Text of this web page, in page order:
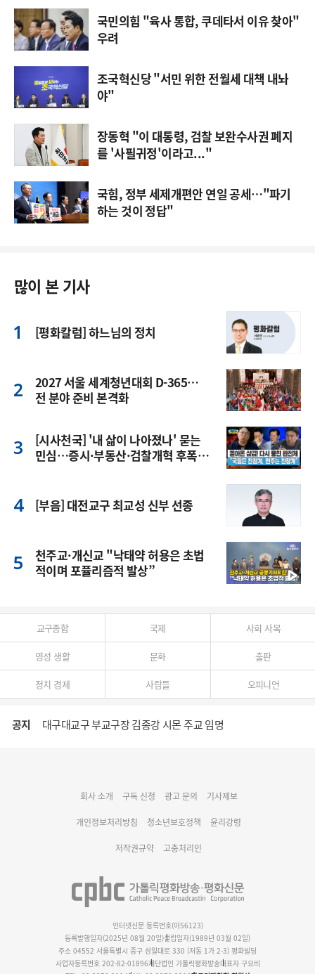
국민의힘 "육사 통합, 쿠데타서 이유 찾아"
우려
조국혁신당 "서민 위한 전월세 대책 내놔
야"
장동혁 "이 대통령, 검찰 보완수사권 폐지
를 '사필귀정'이라고..."
국힘, 정부 세제개편안 연일 공세…"파기
하는 것이 정답"
많이 본 기사
[평화칼럼] 하느님의 정치
2027 서울 세계청년대회 D-365…
전 분야 준비 본격화
[시사천국] '내 삶이 나아졌나' 묻는
민심…증시·부동산·검찰개혁 후폭
[부음] 대전교구 최교성 신부 선종
천주교·개신교 "낙태약 허용은 초법
적이며 포퓰리즘적 발상”
교구종합 국제 사회 사목
영성 생활 문화 출판
정치 경제 사람들 오피니언
공지 대구대교구 부교구장 김종강 시몬 주교 임명
cpbc 웹/모바일 서비스 시스템 점검 안내
회사 소개 구독 신청 광고 문의 기사제보
개인정보처리방침 청소년보호정책 윤리강령
저작권규약 고충처리인
인터넷신문 등록번호(아56123)
등록발행일자(2025년 08월 20일)설립일자(1989년 03월 02일)
주소 04552 서울특별시 중구 삼일대로 330 (저동 1가 2-3) 평화빌딩
사업자등록번호 202-82-01896재단법인 가톨릭평화방송대표자 구요비